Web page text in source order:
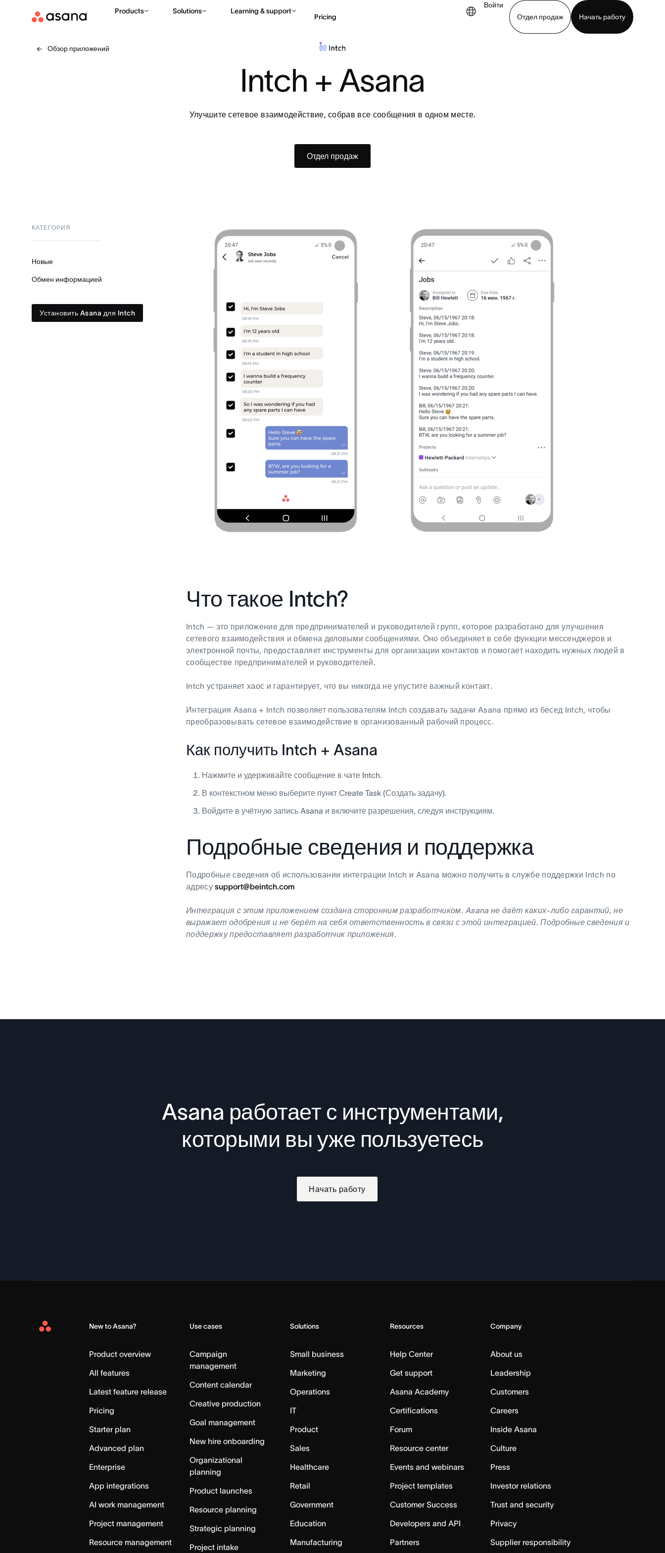
Products Solutions Learning & support
Pricing
Войти
Отдел продаж
Начать работу
Обзор приложений
Intch + Asana
Улучшите сетевое взаимодействие, собрав все сообщения в одном месте.
Отдел продаж
КАТЕГОРИЯ
Новые
Обмен информацией
Установить Asana для Intch
Что такое Intch?
Intch — это приложение для предпринимателей и руководителей групп, которое разработано для улучшения
сетевого взаимодействия и обмена деловыми сообщениями. Оно объединяет в себе функции мессенджеров и
электронной почты, предоставляет инструменты для организации контактов и помогает находить нужных людей в
сообществе предпринимателей и руководителей.
Intch устраняет хаос и гарантирует, что вы никогда не упустите важный контакт.
Интеграция Asana + Intch позволяет пользователям Intch создавать задачи Asana прямо из бесед Intch, чтобы
преобразовывать сетевое взаимодействие в организованный рабочий процесс.
Как получить Intch + Asana
Нажмите и удерживайте сообщение в чате Intch.
В контекстном меню выберите пункт Create Task (Создать задачу).
Войдите в учётную запись Asana и включите разрешения, следуя инструкциям.
Подробные сведения и поддержка
Подробные сведения об использовании интеграции Intch и Asana можно получить в службе поддержки Intch по
адресуsupport@beintch.com
Интеграция с этим приложением создана сторонним разработчиком. Asana не даёт каких-либо гарантий, не
выражает одобрения и не берёт на себя ответственность в связи с этой интеграцией. Подробные сведения и
поддержку предоставляет разработчик приложения.
Asana работает с инструментами,
которыми вы уже пользуетесь
Начать работу
Asana
New to Asana?
Product overview
All features
Latest feature release
Pricing
Starter plan
Advanced plan
Enterprise
App integrations
AI work management
Project management
Resource management
Use cases
Campaign
management
Content calendar
Creative production
Goal management
New hire onboarding
Organizational
planning
Product launches
Resource planning
Strategic planning
Project intake
Solutions
Small business
Marketing
Operations
IT
Product
Sales
Healthcare
Retail
Government
Education
Manufacturing
Resources
Help Center
Get support
Asana Academy
Certifications
Forum
Resource center
Events and webinars
Project templates
Customer Success
Developers and API
Partners
Company
About us
Leadership
Customers
Careers
Inside Asana
Culture
Press
Investor relations
Trust and security
Privacy
Supplier responsibility